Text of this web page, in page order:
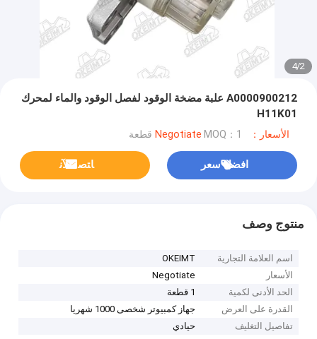
2
/
4
A0000900212 علبة مضخة الوقود لفصل الوقود والماء لمحرك
H11K01
الأسعار：Negotiate MOQ：1 قطعة
افضل سعر ﺎﺘﺼﻟ ﺍﻶﻧ
منتوج وصف
اسم العلامة التجارية
OKEIMT
الأسعار
Negotiate
الحد الأدنى لكمية
1 قطعة
القدرة على العرض
جهاز كمبيوتر شخصى 1000 شهريا
تفاصيل التغليف
حيادي